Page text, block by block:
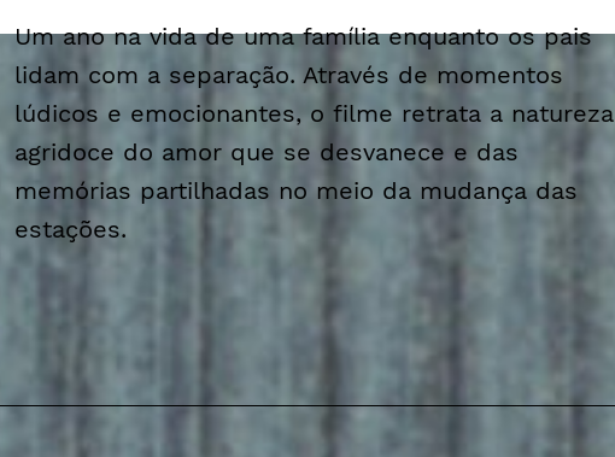
Um ano na vida de uma família enquanto os pais
lidam com a separação. Através de momentos
lúdicos e emocionantes, o filme retrata a natureza
agridoce do amor que se desvanece e das
memórias partilhadas no meio da mudança das
estações.